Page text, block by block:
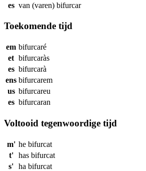
es van (varen) bifurcar
Toekomende tijd
em bifurcaré
et bifurcaràs
es bifurcarà
ens bifurcarem
us bifurcareu
es bifurcaran
Voltooid tegenwoordige tijd
m' he bifurcat
t'
has bifurcat
s' ha bifurcat